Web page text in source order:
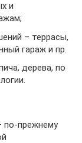
и
– террасы,
гараж и пр.
дерева, по
по-прежнему